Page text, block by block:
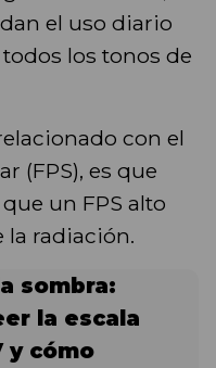
el uso diario
los tonos de
con el
(FPS), es que
un FPS alto
radiación.
sombra:
la escala
y cómo